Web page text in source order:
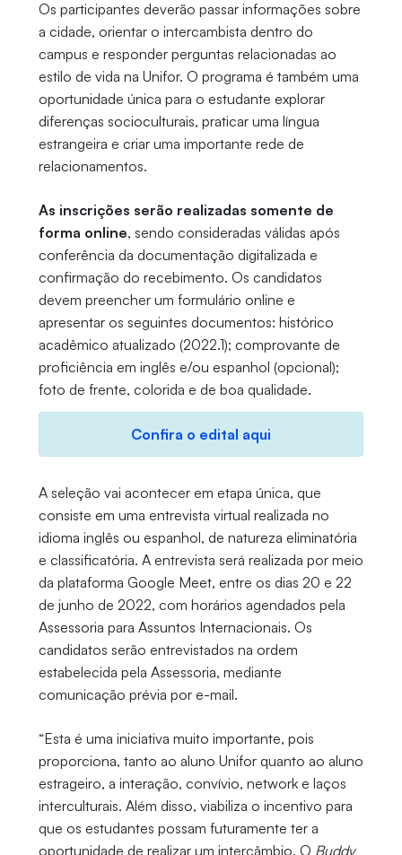
Os participantes deverão passar informações sobre
a cidade, orientar o intercambista dentro do
campus e responder perguntas relacionadas ao
estilo de vida na Unifor. O programa é também uma
oportunidade única para o estudante explorar
diferenças socioculturais, praticar uma língua
estrangeira e criar uma importante rede de
relacionamentos.
As inscrições serão realizadas somente de
forma online, sendo consideradas válidas após
conferência da documentação digitalizada e
confirmação do recebimento. Os candidatos
devem preencher um formulário online e
apresentar os seguintes documentos: histórico
acadêmico atualizado (2022.1); comprovante de
proficiência em inglês e/ou espanhol (opcional);
foto de frente, colorida e de boa qualidade.
Confira o edital aqui
A seleção vai acontecer em etapa única, que
consiste em uma entrevista virtual realizada no
idioma inglês ou espanhol, de natureza eliminatória
e classificatória. A entrevista será realizada por meio
da plataforma Google Meet, entre os dias 20 e 22
de junho de 2022, com horários agendados pela
Assessoria para Assuntos Internacionais. Os
candidatos serão entrevistados na ordem
estabelecida pela Assessoria, mediante
comunicação prévia por e-mail.
“Esta é uma iniciativa muito importante, pois
proporciona, tanto ao aluno Unifor quanto ao aluno
estrageiro, a interação, convívio, network e laços
interculturais. Além disso, viabiliza o incentivo para
que os estudantes possam futuramente ter a
oportunidade de realizar um intercâmbio. O Buddy